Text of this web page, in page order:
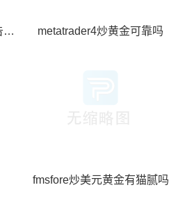
领导干部个人有关事项报告包括炒黄金吗 metatrader4炒黄金可靠吗
fmsfore炒美元黄金有猫腻吗